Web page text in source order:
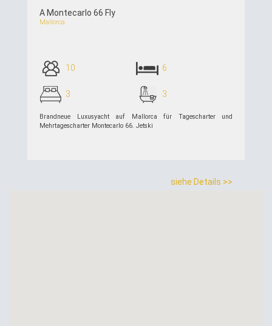
A Montecarlo 66 Fly
Mallorca
10 6
3 3
Brandneue Luxusyacht auf Mallorca für Tagescharter und
Mehrtagescharter Montecarlo 66. Jetski
siehe Details >>